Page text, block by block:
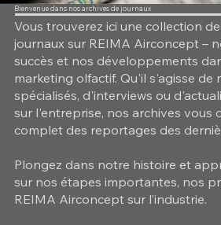
Bienvenue dans nos archives de journaux
Vous trouverez ici une collection
journaux sur REIMA Airconcept –
succès et nos développements
marketing olfactif. Qu'il s'agisse de
spécialisés, d'interviews ou
sur l'entreprise, nos archives vous
complet des reportages des
Plongez dans notre histoire et
sur nos étapes importantes, nos
REIMA Airconcept sur l’industrie.